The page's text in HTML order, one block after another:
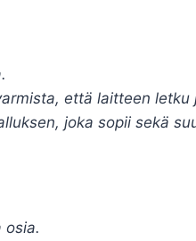
että laitteen
joka sopii sekä
osia.